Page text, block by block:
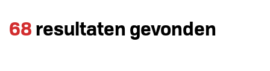
68 resultaten gevonden